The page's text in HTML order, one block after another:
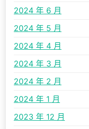
2024 年 6 月
2024 年 5 月
2024 年 4 月
2024 年 3 月
2024 年 2 月
2024 年 1 月
2023 年 12 月